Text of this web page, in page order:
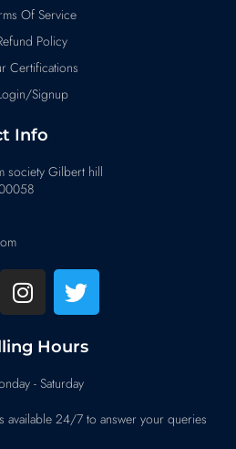
Of Service
Policy
Certifications
Signup
Info
society Gilbert hill
Hours
- Saturday
available 24/7 to answer your queries